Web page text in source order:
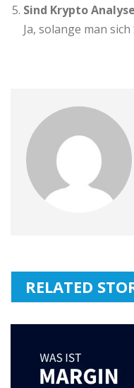
Sind Krypto
Ja, solange man
RELATED